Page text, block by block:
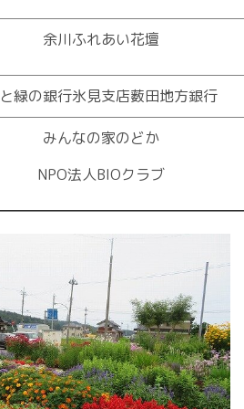
余川ふれあい花壇
緑の銀行氷見支店薮田地方銀行
みんなの家のどか
NPO法人BIOクラブ